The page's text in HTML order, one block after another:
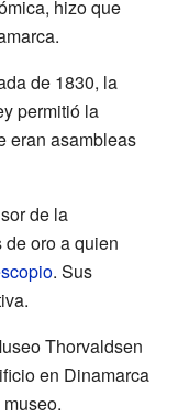
hizo que
de 1830, la
permitió la
eran asambleas
de la
oro a quien
. Sus
Thorvaldsen
en Dinamarca